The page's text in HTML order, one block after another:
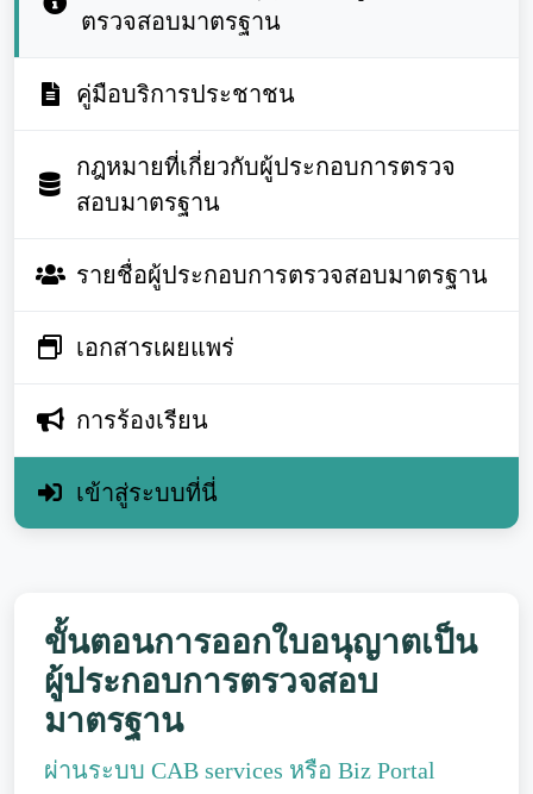
ตรวจสอบมาตรฐาน
คู่มือบริการประชาชน
กฎหมายที่เกี่ยวกับผู้ประกอบการตรวจ
สอบมาตรฐาน
รายชื่อผู้ประกอบการตรวจสอบมาตรฐาน
เอกสารเผยแพร่
การร้องเรียน
เข้าสู่ระบบที่นี่
ขั้นตอนการออกใบอนุญาตเป็น
ผู้ประกอบการตรวจสอบ
มาตรฐาน
ผ่านระบบ CAB services หรือ Biz Portal